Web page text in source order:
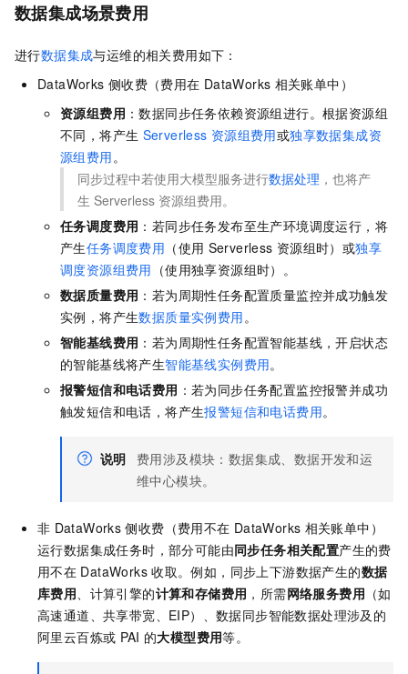
数据集成场景费用
进行数据集成与运维的相关费用如下：
DataWorks 侧收费（费用在 DataWorks 相关账单中）
资源组费用 ：数据同步任务依赖资源组进行。根据资源组
不同，将产生 Serverless 资源组费用或独享数据集成资
源组费用。
同步过程中若使用大模型服务进行数据处理 ，也将产
生 Serverless 资源组费用。
任务调度费用 ：若同步任务发布至生产环境调度运行，将
产生任务调度费用 （使用 Serverless 资源组时）或独享
调度资源组费用 （使用独享资源组时）。
数据质量费用 ：若为周期性任务配置质量监控并成功触发
实例，将产生数据质量实例费用。
智能基线费用 ：若为周期性任务配置智能基线，开启状态
的智能基线将产生智能基线实例费用。
报警短信和电话费用 ：若为同步任务配置监控报警并成功
触发短信和电话，将产生报警短信和电话费用。
说明
费用涉及模块：数据集成、数据开发和运
维中心模块。
非 DataWorks 侧收费（费用不在 DataWorks 相关账单中）
运行数据集成任务时，部分可能由同步任务相关配置产生的费
用不在 DataWorks 收取。例如，同步上下游数据产生的数据
库费用、计算引擎的计算和存储费用 ，所需网络服务费用 （如
高速通道、共享带宽、EIP）、数据同步智能数据处理涉及的
阿里云百炼或 PAI 的大模型费用等。